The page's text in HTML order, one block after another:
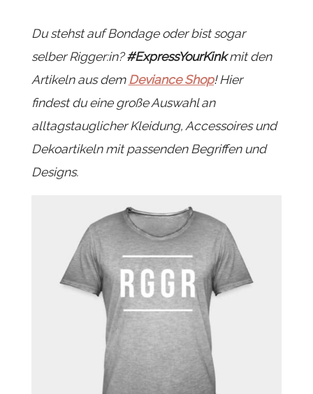
Du stehst auf Bondage oder bist sogar
selber Rigger:in?#ExpressYourKinkmit den
Artikeln aus demDeviance Shop! Hier
findest du eine große Auswahl an
alltagstauglicher Kleidung, Accessoires und
Dekoartikeln mit passenden Begriffen und
Designs.